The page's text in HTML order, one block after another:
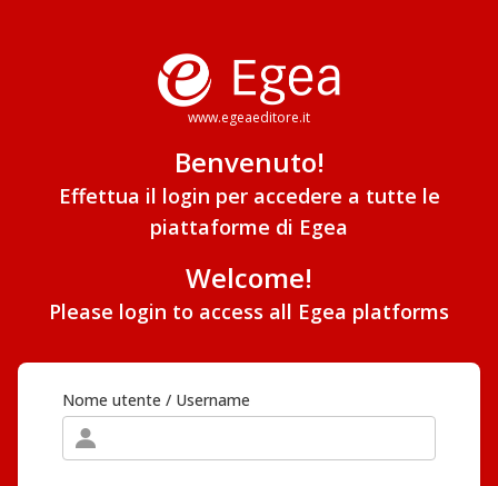
www.egeaeditore.it
Benvenuto!
Effettua il login per accedere a tutte le
piattaforme di Egea
Welcome!
Please login to access all Egea platforms
Nome utente / Username